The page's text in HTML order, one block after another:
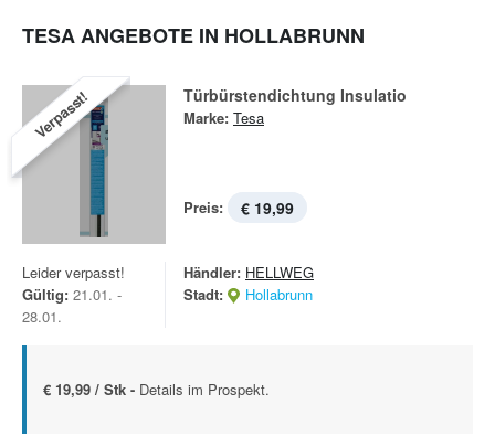
TESA ANGEBOTE IN HOLLABRUNN
Verpasst! Türbürstendichtung Insulatio
Marke: Tesa
Preis: € 19,99
Leider verpasst!
Gültig: 21.01. -
28.01.
Händler: HELLWEG
Stadt:
Hollabrunn
€ 19,99 / Stk - Details im Prospekt.